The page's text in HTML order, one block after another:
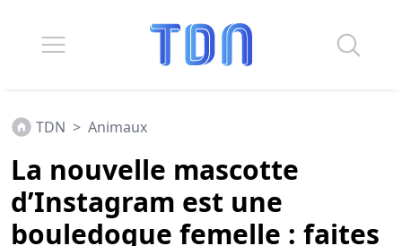
TDN > Animaux
La nouvelle mascotte
d’Instagram est une
bouledogue femelle : faites